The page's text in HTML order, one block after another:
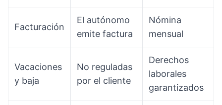
Facturación
El autónomo
emite factura
Nómina
mensual
Vacaciones
y baja
No reguladas
por el cliente
Derechos
laborales
garantizados